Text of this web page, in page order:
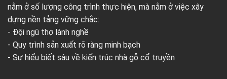
nằm ở số lượng công trình thực hiện, mà nằm ở việc xây
dựng nền tảng vững chắc:
- Đội ngũ thợ lành nghề
- Quy trình sản xuất rõ ràng minh bạch
- Sự hiểu biết sâu về kiến trúc nhà gỗ cổ truyền